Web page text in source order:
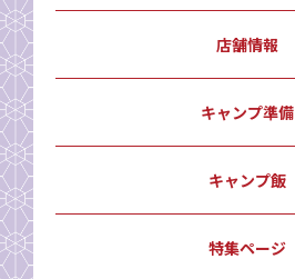
店舗情報
キャンプ準備
キャンプ飯
特集ページ